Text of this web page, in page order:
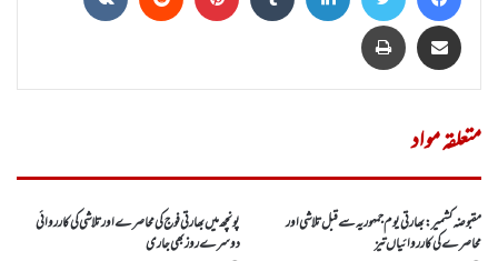
Share via Email
پرنٹ
متعلقہ مواد
مقبوضہ کشمیر :بھارتی یوم جمہوریہ سے قبل تلاشی اور
محاصرے کی کارروائیاں تیز
پونچھ میں بھارتی فوج کی محاصرے اورتلاشی کی کارروائی
دوسرے روز بھی جاری